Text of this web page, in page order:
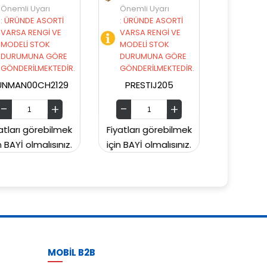
Önemli Uyarı
:ÜRÜNDE ASORTİ
VARSA RENGİ VE
MODELİ STOK
DURUMUNA GÖRE
GÖNDERİLMEKTEDİR.
PRESTIJ205
Fiyatları görebilmek
için BAYİ olmalısınız.
Önemli Uyarı
:ÜRÜNDE ASORTİ
VARSA RENGİ VE
MODELİ STOK
DURUMUNA GÖRE
GÖNDERİLMEKTEDİR.
PRESTIJ203
Fiyatları görebilmek
için BAYİ olmalısınız.
MOBİL B2B